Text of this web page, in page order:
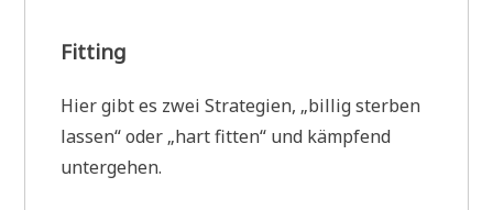
Fitting
Hier gibt es zwei Strategien, „billig sterben
lassen“ oder „hart fitten“ und kämpfend
untergehen.